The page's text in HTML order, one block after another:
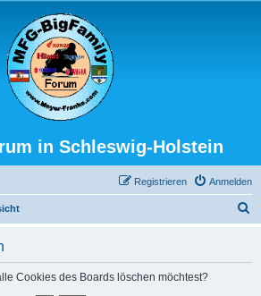
in Schleswig-Holstein
Anmelden
Registrieren
Cookies des Boards löschen möchtest?